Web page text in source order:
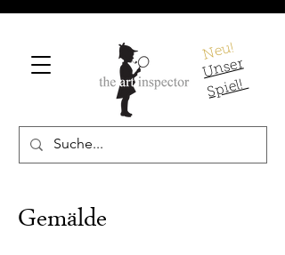
Neu!
U
ns
er
S
pi
el!
Gemälde